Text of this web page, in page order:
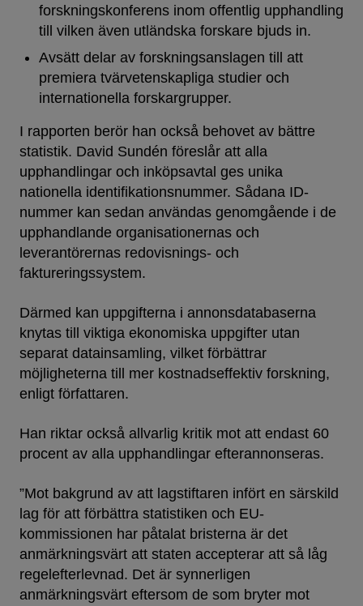
forskningskonferens inom offentlig upphandling
till vilken även utländska forskare bjuds in.
Avsätt delar av forskningsanslagen till att
premiera tvärvetenskapliga studier och
internationella forskargrupper.
I rapporten berör han också behovet av bättre
statistik. David Sundén föreslår att alla
upphandlingar och inköpsavtal ges unika
nationella identifikationsnummer. Sådana ID-
nummer kan sedan användas genomgående i de
upphandlande organisationernas och
leverantörernas redovisnings- och
faktureringssystem.
Därmed kan uppgifterna i annonsdatabaserna
knytas till viktiga ekonomiska uppgifter utan
separat datainsamling, vilket förbättrar
möjligheterna till mer kostnadseffektiv forskning,
enligt författaren.
Han riktar också allvarlig kritik mot att endast 60
procent av alla upphandlingar efterannonseras.
”Mot bakgrund av att lagstiftaren infört en särskild
lag för att förbättra statistiken och EU-
kommissionen har påtalat bristerna är det
anmärkningsvärt att staten accepterar att så låg
regelefterlevnad. Det är synnerligen
anmärkningsvärt eftersom de som bryter mot